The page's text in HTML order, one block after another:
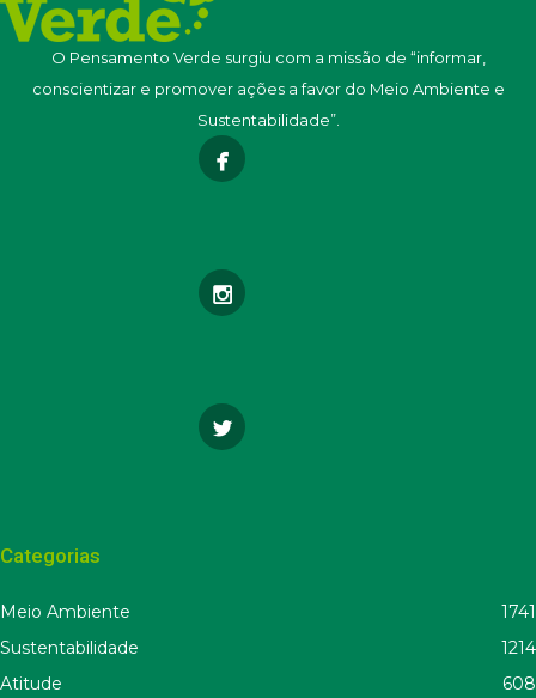
O Pensamento Verde surgiu com a missão de “informar,
conscientizar e promover ações a favor do Meio Ambiente e
Sustentabilidade”.
Categorias
Meio Ambiente
1741
Sustentabilidade
1214
Atitude
608